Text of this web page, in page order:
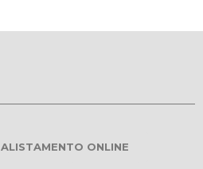
ALISTAMENTO ONLINE